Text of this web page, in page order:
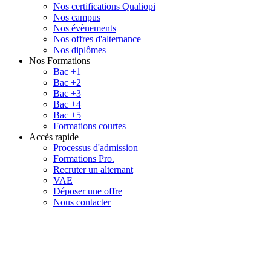
Nos certifications Qualiopi
Nos campus
Nos évènements
Nos offres d'alternance
Nos diplômes
Nos Formations
Bac +1
Bac +2
Bac +3
Bac +4
Bac +5
Formations courtes
Accès rapide
Processus d'admission
Formations Pro.
Recruter un alternant
VAE
Déposer une offre
Nous contacter